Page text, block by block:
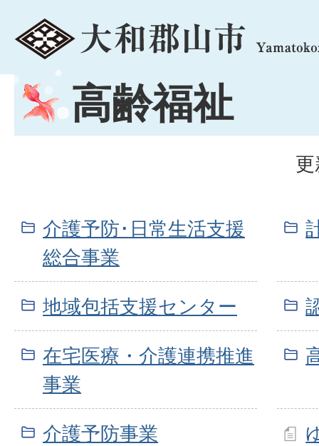
menu
高齢福祉
介護予防･日常生活支援
総合事業
地域包括支援センター
在宅医療・介護連携推進
事業
介護予防事業